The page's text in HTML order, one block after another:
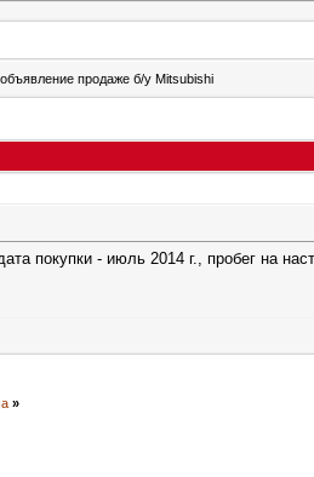
продаже б/у Mitsubishi
покупки - июль 2014 г., пробег на
»